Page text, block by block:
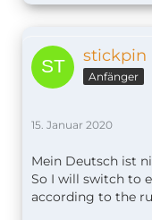
stickpin
Anfänger
15. Januar 2020
Mein Deutsch ist
So I will switch to
according to the